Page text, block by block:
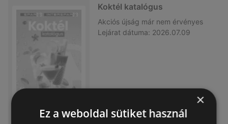
Koktél katalógus
Akciós újság már nem érvényes
Lejárat dátuma: 2026.07.09
×
Ez a weboldal sütiket használ